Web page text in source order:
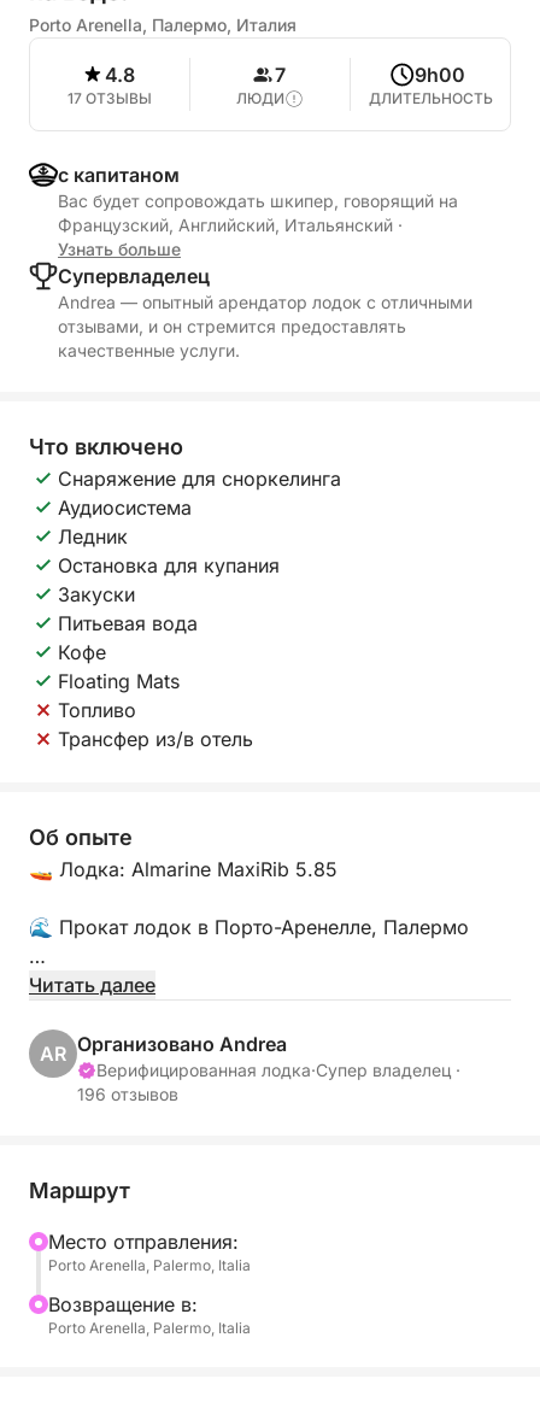
Porto Arenella, Палермо, Италия
4.8
17 ОТЗЫВЫ
7
ЛЮДИ
9h00
ДЛИТЕЛЬНОСТЬ
с капитаном
Вас будет сопровождать шкипер, говорящий на
Французский, Английский, Итальянский ·
Узнать больше
Cупервладелец
Andrea — опытный арендатор лодок с отличными
отзывами, и он стремится предоставлять
качественные услуги.
Что включено
Снаряжение для сноркелинга
Аудиосистема
Ледник
Остановка для купания
Закуски
Питьевая вода
Кофе
Floating Mats
Топливо
Трансфер из/в отель
Об опыте
🚤 Лодка: Almarine MaxiRib 5.85
🌊 Прокат лодок в Порто-Аренелле, Палермо
📍 Местоположение:
площадь Тоннара, Палермо 90142
👥 Максимальная вместимость: 8 человек
• Bluetooth для музыки и связи
• Солнцезащитный тент
• Лестница для купания
• Спасательное оборудование, включая
спасательные жилеты
Читать далее
AR Организовано Andrea
Верифицированная лодка·Супер владелец ·
196 отзывов
Маршрут
Mесто отправления:
Porto Arenella, Palermo, Italia
Bозвращение в:
Porto Arenella, Palermo, Italia